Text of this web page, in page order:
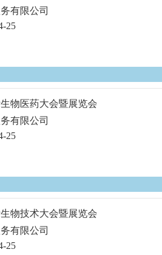
有限公司
25
物医药大会暨展览会
有限公司
25
物技术大会暨展览会
有限公司
25